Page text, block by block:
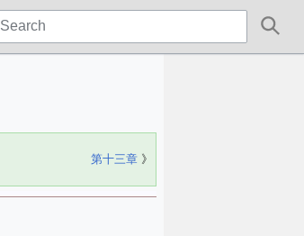
第十三章 》